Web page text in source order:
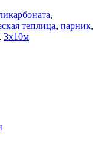
,
теплица, парник,
, 3х10м